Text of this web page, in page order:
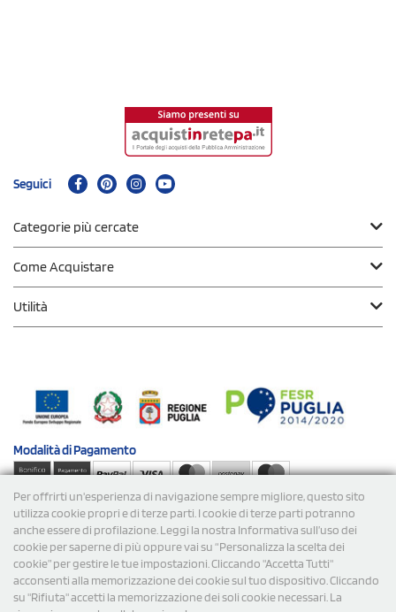
Per offrirti un'esperienza di navigazione sempre migliore, questo sito
utilizza cookie propri e di terze parti. I cookie di terze parti potranno
anche essere di profilazione. Leggi la nostra Informativa sull’uso dei
cookie per saperne di più oppure vai su “Personalizza la scelta dei
cookie” per gestire le tue impostazioni. Cliccando "Accetta Tutti"
acconsenti alla memorizzazione dei cookie sul tuo dispositivo. Cliccando
su "Rifiuta" accetti la memorizzazione dei soli cookie necessari. La
Seguici
Categorie più cercate
Come Acquistare
Utilità
Modalità diPagamento
Spedizioni